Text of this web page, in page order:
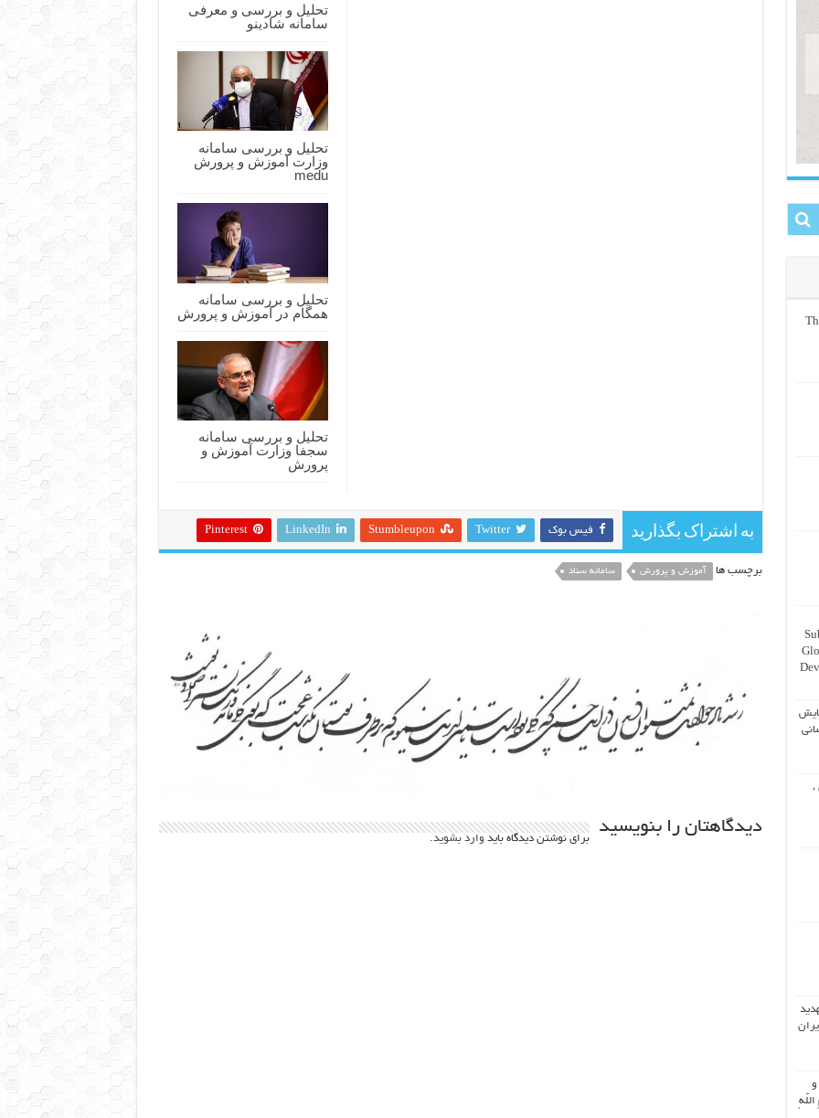
تحلیل و بررسی و معرفی
سامانه شادینو
تحلیل و بررسی سامانه
وزارت آموزش و پرورش
medu
تحلیل و بررسی سامانه
همگام در آموزش و پرورش
تحلیل و بررسی سامانه
سجفا وزارت آموزش و
پرورش
به اشتراک بگذارید فیس بوک Twitter
Stumbleupon
LinkedIn
Pinterest
برچسب ها آموزش و پرورش سامانه سناد
دیدگاهتان را بنویسید
برای نوشتن دیدگاه باید وارد بشوید.